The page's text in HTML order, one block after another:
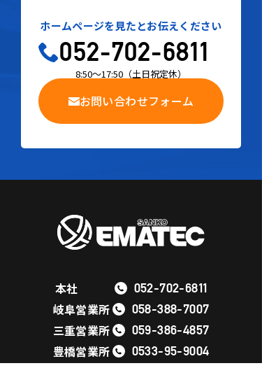
ホームページを見たとお伝えください
052-702-6811
8:50～17:50 （土日祝定休）
お問い合わせフォーム
本社 052-702-6811
岐阜営業所 058-388-7007
三重営業所 059-386-4857
豊橋営業所 0533-95-9004